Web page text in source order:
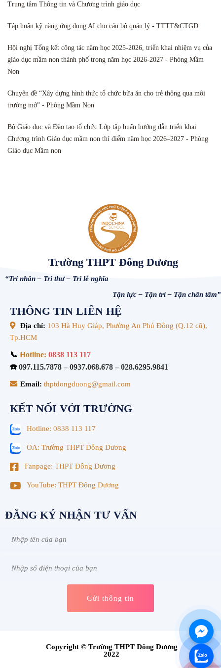
Trung tâm Thông tin và Chương trình giáo dục
Tập huấn kỹ năng ứng dụng AI cho cán bộ quản lý - TTTT&CTGD
Hội nghị Tổng kết công tác năm học 2025-2026, triển khai nhiệm vụ của
giáo dục mầm non thành phố trong năm học 2026-2027 - Phòng Mầm
Non
Chuyên đề “Xây dựng hình thức tổ chức bữa ăn cho trẻ thông qua môi
trường mở” - Phòng Mầm Non
Bộ Giáo dục và Đào tạo tổ chức Lớp tập huấn hướng dẫn triển khai
Chương trình Giáo dục mầm non thí điểm năm học 2026–2027 - Phòng
Giáo dục Mầm non
Trường THPT Đông Dương
“Tri nhân – Tri thư – Tri lễ nghĩa
Tận lực – Tận trí – Tận chân tâm”
THÔNG TIN LIÊN HỆ
Địa chỉ: 103 Hà Huy Giáp, Phường An Phú Đông (Q.12 cũ),
Tp.HCM
📞 Hotline: 0838 113 117
☎️ 097.115.7878–0937.068.678–028.6295.9841
Email: thptdongduong@gmail.com
KẾT NỐI VỚI TRƯỜNG
Hotline: 0838 113 117
OA: Trường THPT Đông Dương
Fanpage: THPT Đông Dương
YouTube: THPT Đông Dương
ĐĂNG KÝ NHẬN TƯ VẤN
Copyright © Trường THPT Đông Dương
2022